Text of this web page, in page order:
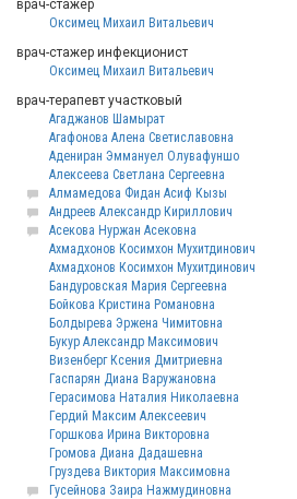
врач-стажер
Оксимец Михаил Витальевич
врач-стажер инфекционист
Оксимец Михаил Витальевич
врач-терапевт участковый
Агаджанов Шамырат
Агафонова Алена Светиславовна
Адениран Эммануел Олувафуншо
Алексеева Светлана Сергеевна
Алмамедова Фидан Асиф Кызы
Андреев Александр Кириллович
Асекова Нуржан Асековна
Ахмадхонов Косимхон Мухитдинович
Ахмадхонов Косимхон Мухитдинович
Бандуровская Мария Сергеевна
Бойкова Кристина Романовна
Болдырева Эржена Чимитовна
Букур Александр Максимович
Визенберг Ксения Дмитриевна
Гаспарян Диана Варужановна
Герасимова Наталия Николаевна
Гердий Максим Алексеевич
Горшкова Ирина Викторовна
Громова Диана Дадашевна
Груздева Виктория Максимовна
Гусейнова Заира Нажмудиновна